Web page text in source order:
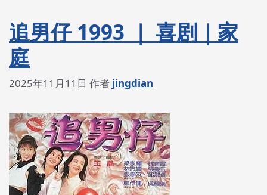
追男仔 1993 ｜ 喜剧｜家
庭
2025年11月11日 作者 jingdian